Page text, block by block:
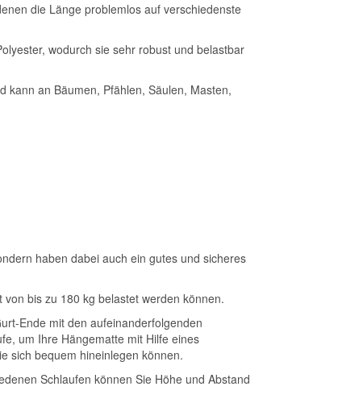
die Länge problemlos auf verschiedenste
wodurch sie sehr robust und belastbar
kann an Bäumen, Pfählen, Säulen, Masten,
haben dabei auch ein gutes und sicheres
bis zu 180 kg belastet werden können.
Ende mit den aufeinanderfolgenden
um Ihre Hängematte mit Hilfe eines
sich bequem hineinlegen können.
Schlaufen können Sie Höhe und Abstand